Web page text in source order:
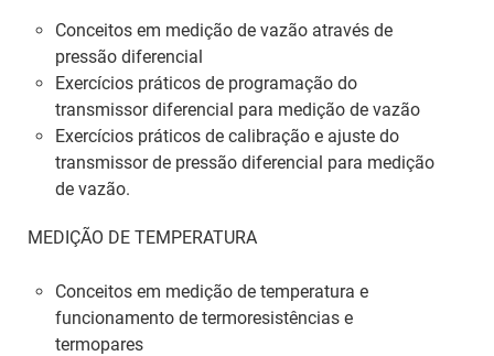
Conceitos em medição de vazão através de
pressão diferencial
Exercícios práticos de programação do
transmissor diferencial para medição de vazão
Exercícios práticos de calibração e ajuste do
transmissor de pressão diferencial para medição
de vazão.
MEDIÇÃO DE TEMPERATURA
Conceitos em medição de temperatura e
funcionamento de termoresistências e
termopares